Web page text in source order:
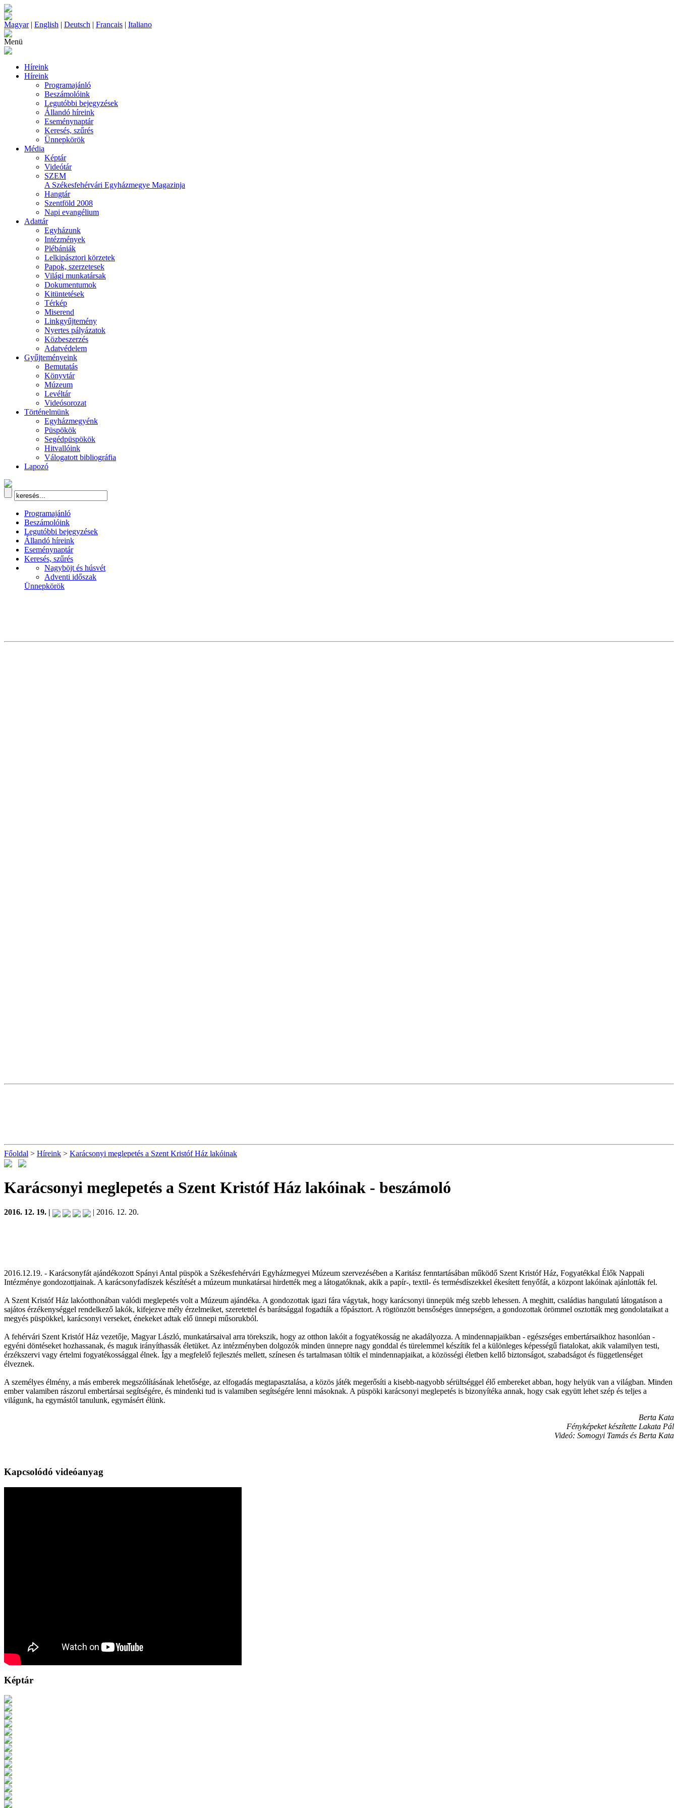
Magyar| English | Deutsch | Francais | Italiano
Menü
Híreink
Híreink
Programajánló
Beszámolóink
Legutóbbi bejegyzések
Állandó híreink
Eseménynaptár
Keresés, szűrés
Ünnepkörök
Média
Képtár
Videótár
SZEM
A Székesfehérvári Egyházmegye Magazinja
Hangtár
Szentföld 2008
Napi evangélium
Adattár
Egyházunk
Intézmények
Plébániák
Lelkipásztori körzetek
Papok, szerzetesek
Világi munkatársak
Dokumentumok
Kitüntetések
Térkép
Miserend
Linkgyűjtemény
Nyertes pályázatok
Közbeszerzés
Adatvédelem
Gyűjteményeink
Bemutatás
Könyvtár
Múzeum
Levéltár
Videósorozat
Történelmünk
Egyházmegyénk
Püspökök
Segédpüspökök
Hitvallóink
Válogatott bibliográfia
Lapozó
Programajánló
Beszámolóink
Legutóbbi bejegyzések
Állandó híreink
Eseménynaptár
Keresés, szűrés
Nagyböjt és húsvét
Adventi időszak
Ünnepkörök
Főoldal > Híreink > Karácsonyi meglepetés a Szent Kristóf Ház lakóinak
Karácsonyi meglepetés a Szent Kristóf Ház lakóinak - beszámoló
2016. 12. 19. | | 2016. 12. 20.
2016.12.19. - Karácsonyfát ajándékozott Spányi Antal püspök a Székesfehérvári Egyházmegyei Múzeum szervezésében a Karitász fenntartásában működő Szent Kristóf Ház, Fogyatékkal Élők Nappali
Intézménye gondozottjainak. A karácsonyfadíszek készítését a múzeum munkatársai hirdették meg a látogatóknak, akik a papír-, textil- és termésdíszekkel ékesített fenyőfát, a központ lakóinak ajánlották fel.
A Szent Kristóf Ház lakóotthonában valódi meglepetés volt a Múzeum ajándéka. A gondozottak igazi fára vágytak, hogy karácsonyi ünnepük még szebb lehessen. A meghitt, családias hangulatú látogatáson a
sajátos érzékenységgel rendelkező lakók, kifejezve mély érzelmeiket, szeretettel és barátsággal fogadták a főpásztort. A rögtönzött bensőséges ünnepségen, a gondozottak örömmel osztották meg gondolataikat a
megyés püspökkel, karácsonyi verseket, énekeket adtak elő ünnepi műsorukból.
A fehérvári Szent Kristóf Ház vezetője, Magyar László, munkatársaival arra törekszik, hogy az otthon lakóit a fogyatékosság ne akadályozza. A mindennapjaikban - egészséges embertársaikhoz hasonlóan -
egyéni döntéseket hozhassanak, és maguk irányíthassák életüket. Az intézményben dolgozók minden ünnepre nagy gonddal és türelemmel készítik fel a különleges képességű fiatalokat, akik valamilyen testi,
érzékszervi vagy értelmi fogyatékossággal élnek. Így a megfelelő fejlesztés mellett, színesen és tartalmasan töltik el mindennapjaikat, a közösségi életben kellő biztonságot, szabadságot és függetlenséget
élveznek.
A személyes élmény, a más emberek megszólításának lehetősége, az elfogadás megtapasztalása, a közös játék megerősíti a kisebb-nagyobb sérültséggel élő embereket abban, hogy helyük van a világban. Minden
ember valamiben rászorul embertársai segítségére, és mindenki tud is valamiben segítségére lenni másoknak. A püspöki karácsonyi meglepetés is bizonyítéka annak, hogy csak együtt lehet szép és teljes a
világunk, ha egymástól tanulunk, egymásért élünk.
Berta Kata
Fényképeket készítette Lakata Pál
Videó: Somogyi Tamás és Berta Kata
Kapcsolódó videóanyag
Képtár